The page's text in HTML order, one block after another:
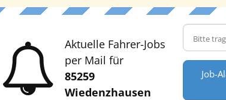
Aktuelle Fahrer-Jobs
per Mail für
85259
Wiedenzhausen
Job-